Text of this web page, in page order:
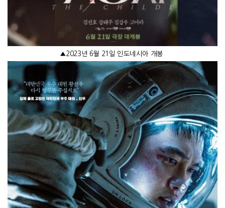
▲2023 년 6월 21 일 인도네시아 개봉